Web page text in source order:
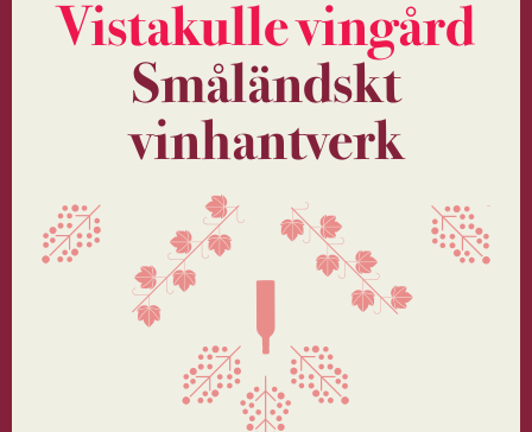
Vistakulle vingård
Småländskt
vinhantverk